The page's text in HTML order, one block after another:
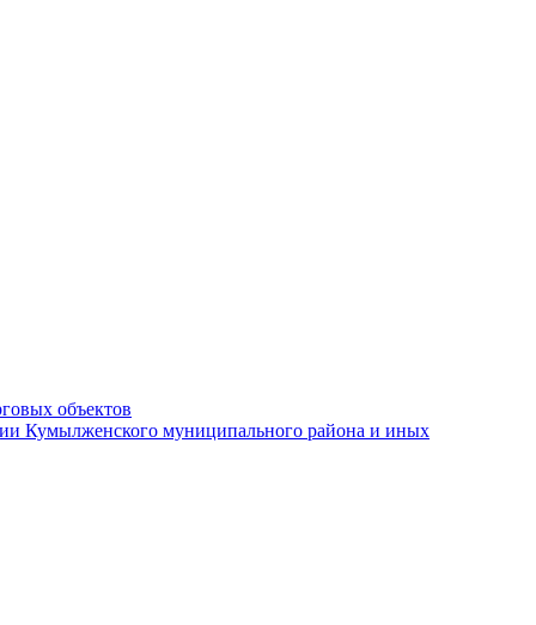
объектов
Кумылженского муниципального района и иных